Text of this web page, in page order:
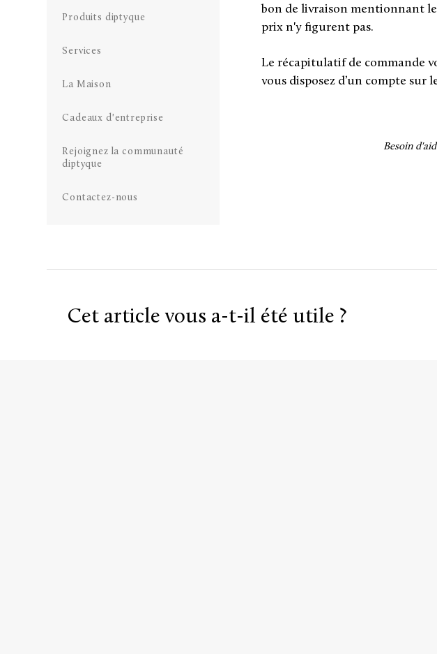
Produits diptyque
Services
La Maison
Cadeaux d'entreprise
Rejoignez la communauté
diptyque
Contactez-nous
bon de livraison mentionnant
prix n'y figurent pas.
Le récapitulatif de commande
vous disposez d’un compte
Besoin
Cet article vous a-t-il été utile ?